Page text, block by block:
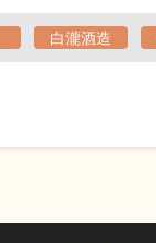
白瀧酒造